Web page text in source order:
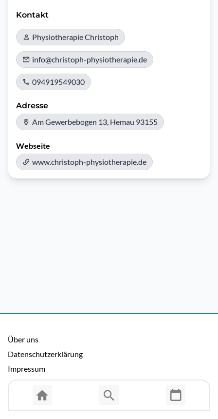
Kontakt
Physiotherapie Christoph
info@christoph-physiotherapie.de
094919549030
Adresse
Am Gewerbebogen 13, Hemau 93155
Webseite
www.christoph-physiotherapie.de
Über uns
Datenschutzerklärung
Impressum
Allgemeine Nutzungsbedingungen